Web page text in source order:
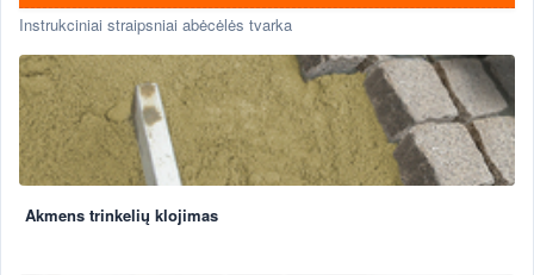
Instrukciniai straipsniai abėcėlės tvarka
Akmens trinkelių klojimas